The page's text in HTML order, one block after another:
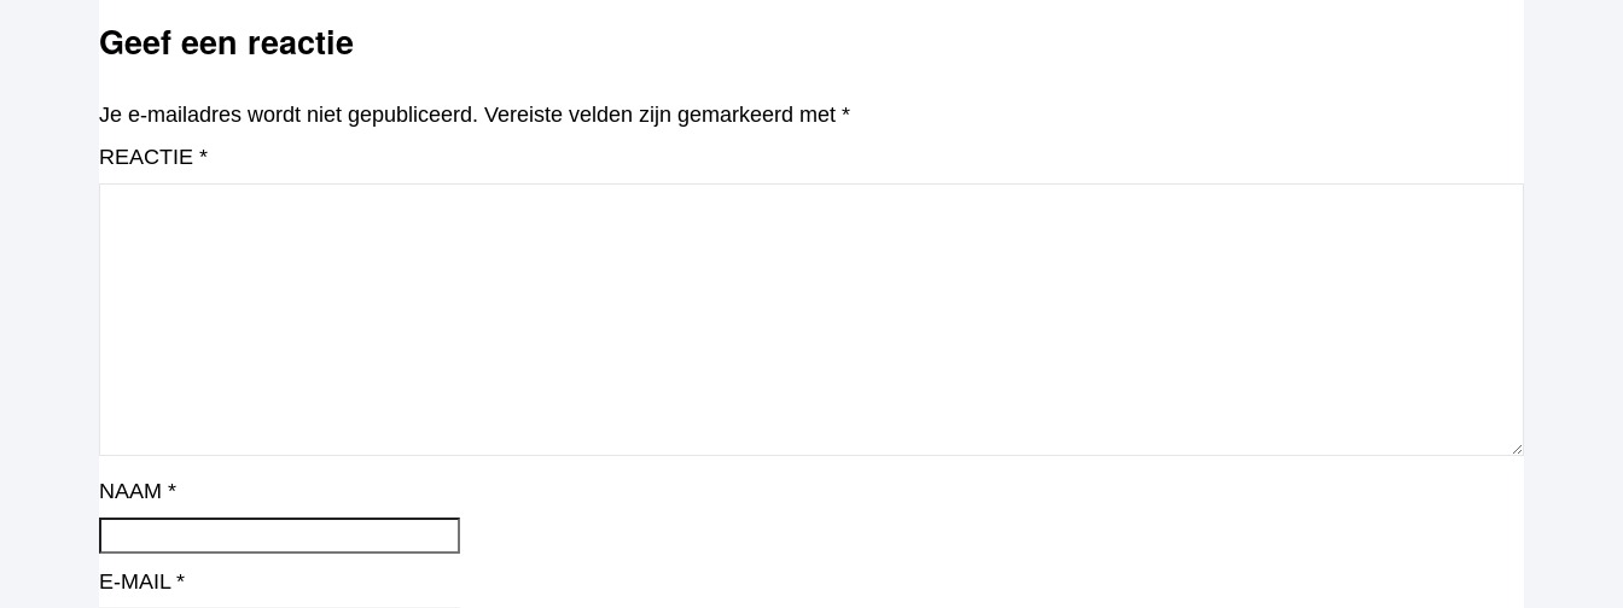
Geef een reactie
Je e-mailadres wordt niet gepubliceerd. Vereiste velden zijn gemarkeerd met *
REACTIE *
NAAM *
E-MAIL *